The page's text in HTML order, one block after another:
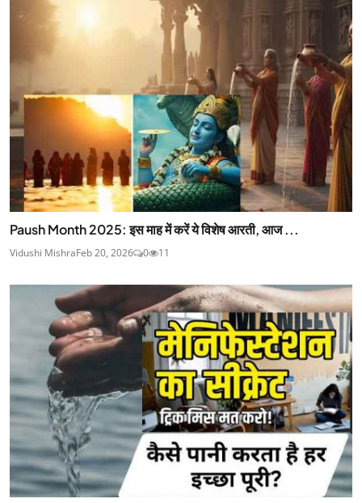
Paush Month 2025: इस माह में करें ये विशेष आरती, आज ...
Vidushi MishraFeb 20, 2026 0 11